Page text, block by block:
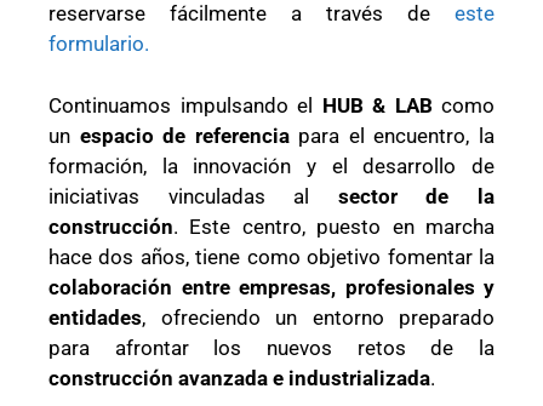
reservarse fácilmente a través de este
formulario.
Continuamos impulsando el HUB & LAB como
un espacio de referenciapara el encuentro, la
formación, la innovación y el desarrollo de
iniciativas vinculadas al sector de la
construcción. Este centro, puesto en marcha
hace dos años, tiene como objetivo fomentar la
colaboración entre empresas, profesionales y
entidades, ofreciendo un entorno preparado
para afrontar los nuevos retos de la
construcción avanzada e industrializada.